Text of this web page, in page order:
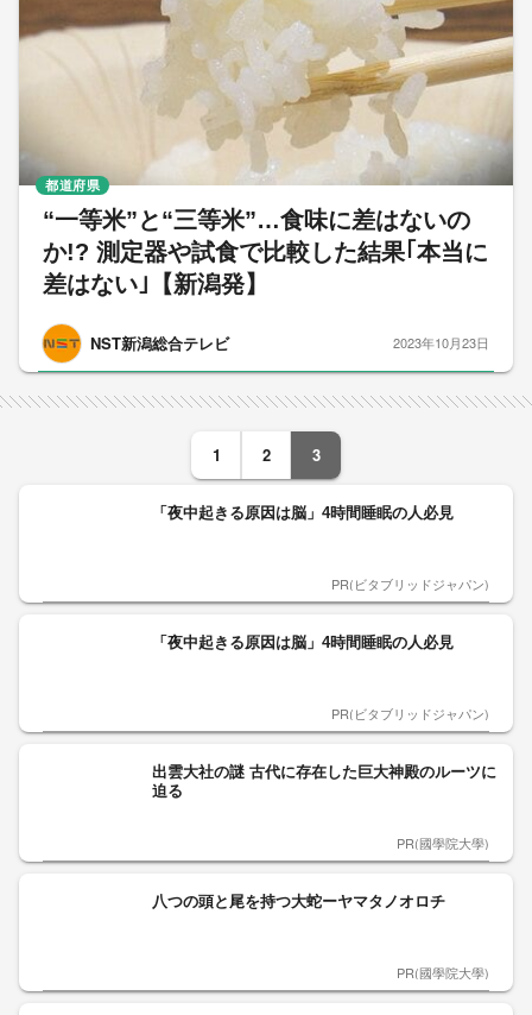
“一等米”と“三等米”…食味に差はないの
か!? 測定器や試食で比較した結果｢本当に
差はない｣【新潟発】
NST新潟総合テレビ
都道府県
2023年10月23日
1 2 3
「夜中起きる原因は脳」4時間睡眠の人必見
PR(ビタブリッドジャパン)
「夜中起きる原因は脳」4時間睡眠の人必見
PR(ビタブリッドジャパン)
出雲大社の謎 古代に存在した巨大神殿のルーツに
迫る
PR(國學院大學)
八つの頭と尾を持つ大蛇ーヤマタノオロチ
PR(國學院大學)